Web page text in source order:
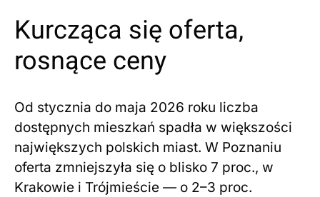
Kurcząca się oferta,
rosnące ceny
Od stycznia do maja 2026 roku liczba
dostępnych mieszkań spadła w większości
największych polskich miast. W Poznaniu
oferta zmniejszyła się o blisko 7 proc., w
Krakowie i Trójmieście — o 2–3 proc.